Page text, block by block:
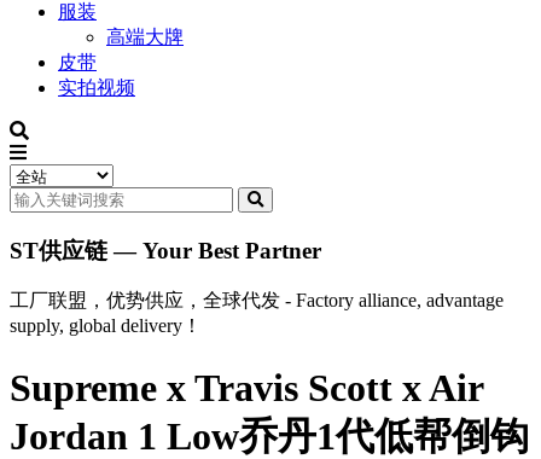
服装
高端大牌
皮带
实拍视频
ST供应链 — Your Best Partner
工厂联盟，优势供应，全球代发 - Factory alliance, advantage
supply, global delivery！
Supreme x Travis Scott x Air
Jordan 1 Low乔丹1代低帮倒钩